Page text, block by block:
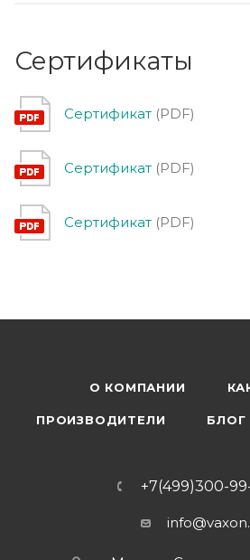
Сертификаты
Сертификат (PDF)
Сертификат (PDF)
Сертификат (PDF)
О КОМПАНИИ
ПРОИЗВОДИТЕЛИ БЛОГ
+7(499)300-